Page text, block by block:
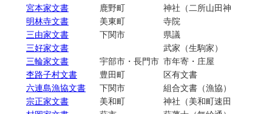
宮本家文書
鹿野町
神社（二所山田神社社家）
明林寺文書
美東町
寺院
三由家文書
下関市
県議
三好家文書
武家（生駒家）
三輪家文書
宇部市・長門市 市年寄・庄屋
杢路子村文書
豊田町
区有文書
六連島漁協文書
下関市
組合文書（漁協）
宗正家文書
美和町
神社（美和町速田神社・八